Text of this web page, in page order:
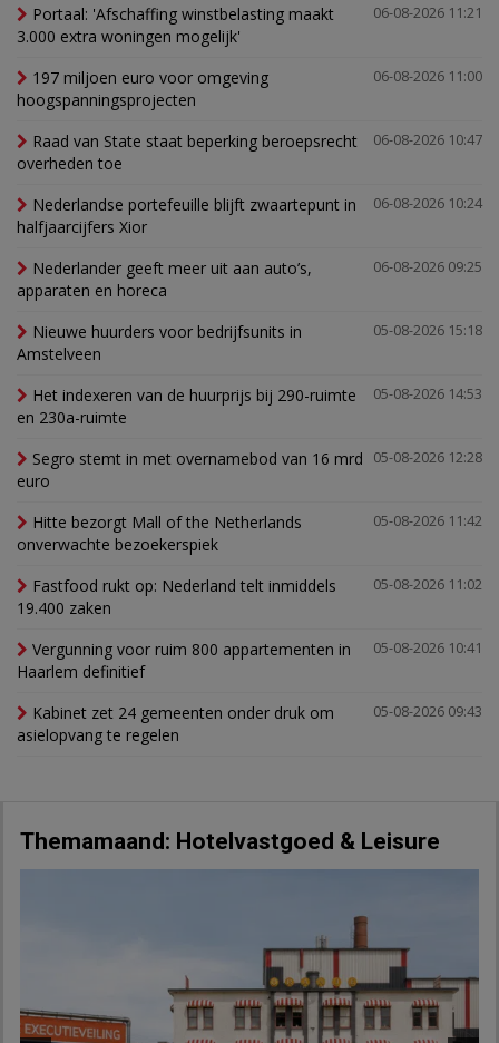
06-08-2026 11:21
Portaal: 'Afschaffing winstbelasting maakt
3.000 extra woningen mogelijk'
06-08-2026 11:00
197 miljoen euro voor omgeving
hoogspanningsprojecten
06-08-2026 10:47
Raad van State staat beperking beroepsrecht
overheden toe
06-08-2026 10:24
Nederlandse portefeuille blijft zwaartepunt in
halfjaarcijfers Xior
06-08-2026 09:25
Nederlander geeft meer uit aan auto’s,
apparaten en horeca
05-08-2026 15:18
Nieuwe huurders voor bedrijfsunits in
Amstelveen
05-08-2026 14:53
Het indexeren van de huurprijs bij 290-ruimte
en 230a-ruimte
05-08-2026 12:28
Segro stemt in met overnamebod van 16 mrd
euro
05-08-2026 11:42
Hitte bezorgt Mall of the Netherlands
onverwachte bezoekerspiek
05-08-2026 11:02
Fastfood rukt op: Nederland telt inmiddels
19.400 zaken
05-08-2026 10:41
Vergunning voor ruim 800 appartementen in
Haarlem definitief
05-08-2026 09:43
Kabinet zet 24 gemeenten onder druk om
asielopvang te regelen
Themamaand: Hotelvastgoed & Leisure